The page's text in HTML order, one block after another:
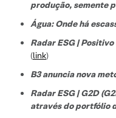
produção, semente
Água: Onde há
Radar ESG |
(link)
B3 anuncia nova
Radar ESG | G2D
através do portfólio